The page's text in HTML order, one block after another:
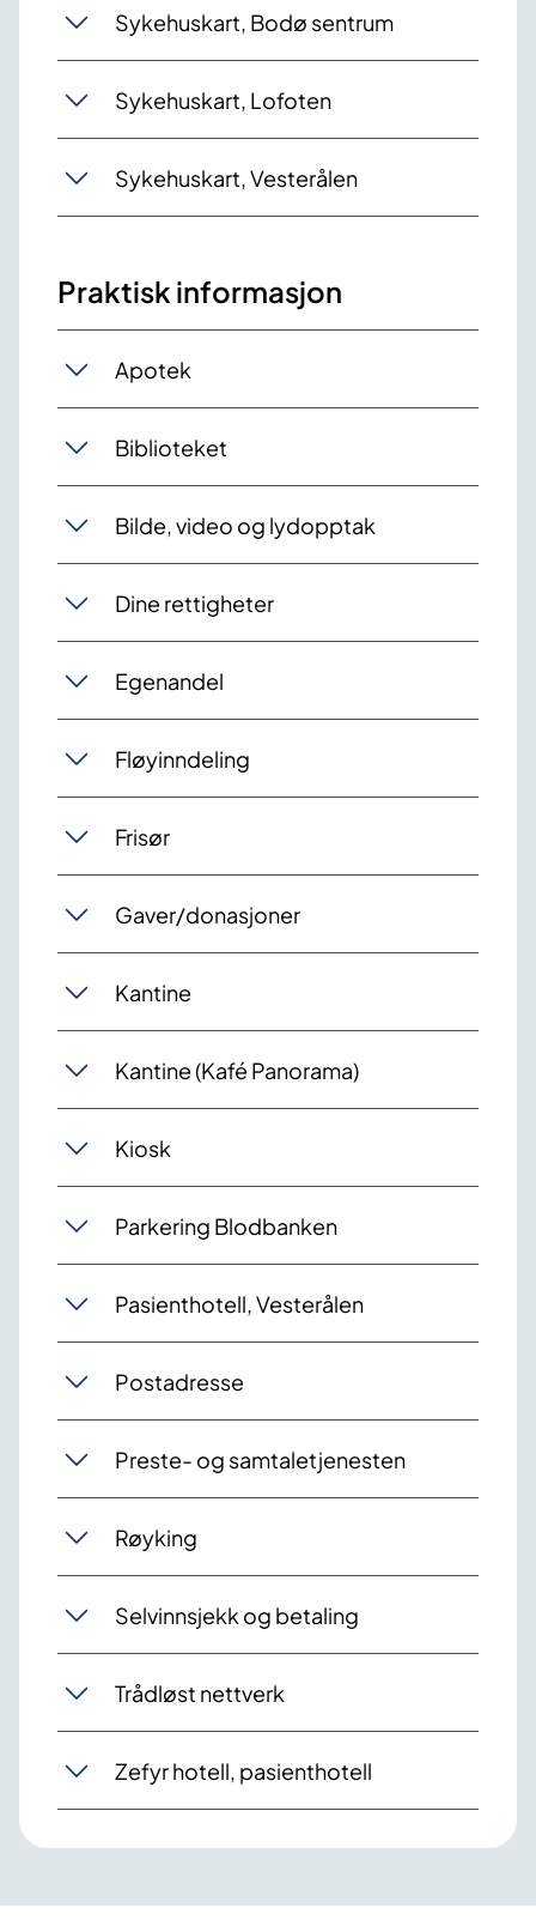
Sykehuskart, Bodø sentrum
Sykehuskart, Lofoten
Sykehuskart, Vesterålen
Praktisk informasjon
Apotek
Biblioteket
Bilde, video og lydopptak
Dine rettigheter
Egenandel
Fløyinndeling
Frisør
Gaver/donasjoner
Kantine
Kantine (Kafé Panorama)
Kiosk
Parkering Blodbanken
Pasienthotell, Vesterålen
Postadresse
Preste- og samtaletjenesten
Røyking
Selvinnsjekk og betaling
Trådløst nettverk
Zefyr hotell, pasienthotell